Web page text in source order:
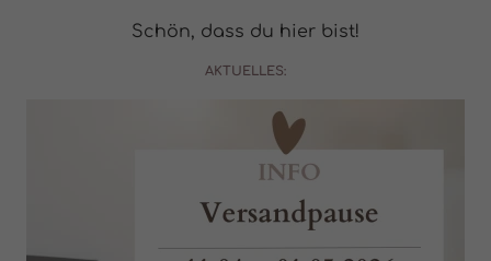
Schön, dass du hier bist!
AKTUELLES: